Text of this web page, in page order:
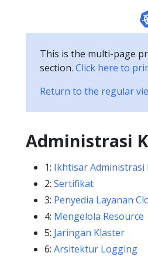
This is the multi-page
section. Click here to
Return to the regular
Administrasi
1: Ikhtisar Administrasi
2: Sertifikat
3: Penyedia Layanan
4: Mengelola Resource
5: Jaringan Klaster
6: Arsitektur Logging